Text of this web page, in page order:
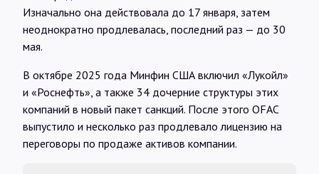
Изначально она действовала до 17 января, затем
неоднократно продлевалась, последний раз — до 30
мая.
В октябре 2025 года Минфин США включил «Лукойл»
и «Роснефть», а также 34 дочерние структуры этих
компаний в новый пакет санкций. После этого OFAC
выпустило и несколько раз продлевало лицензию на
переговоры по продаже активов компании.